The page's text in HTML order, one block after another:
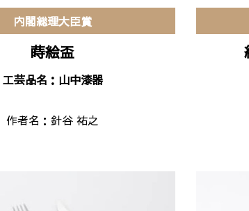
内閣総理大臣賞
蒔絵盃
工芸品名：山中漆器
作者名：針谷 祐之